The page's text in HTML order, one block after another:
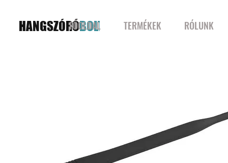
HANGSZÓRÓBOLT
FŐOLDAL TERMÉKEK RÓLUNK